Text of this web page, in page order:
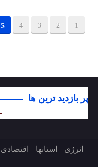
1
2
3
4
5
پر بازدید ترین ها
انرژی استانها اقتصادی